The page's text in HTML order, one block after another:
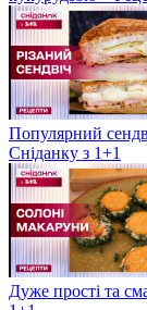
Популярний
Сніданку з 1+1
Дуже прості та